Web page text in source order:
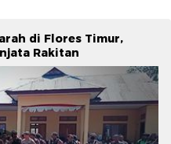
di Flores Timur,
Rakitan